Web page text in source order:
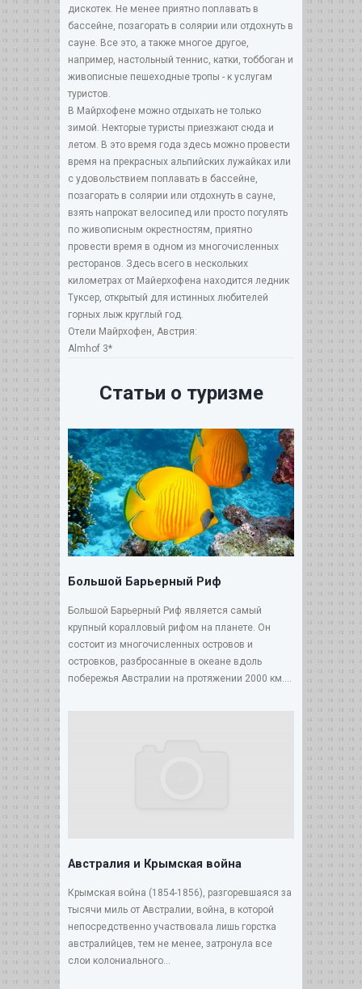
дискотек. Не менее приятно поплавать в
бассейне, позагорать в солярии или отдохнуть в
сауне. Все это, а также многое другое,
например, настольный теннис, катки, тоббоган и
живописные пешеходные тропы - к услугам
туристов.
В Майрхофене можно отдыхать не только
зимой. Некторые туристы приезжают сюда и
летом. В это время года здесь можно провести
время на прекрасных альпийских лужайках или
с удовольствием поплавать в бассейне,
позагорать в солярии или отдохнуть в сауне,
взять напрокат велосипед или просто погулять
по живописным окрестностям, приятно
провести время в одном из многочисленных
ресторанов. Здесь всего в нескольких
километрах от Майерхофена находится ледник
Туксер, открытый для истинных любителей
горных лыж круглый год.
Отели Майрхофен, Австрия:
Almhof 3*
Статьи о туризме
Большой Барьерный Риф
Большой Барьерный Риф является самый
крупный коралловый рифом на планете. Он
состоит из многочисленных островов и
островков, разбросанные в океане вдоль
побережья Австралии на протяжении 2000 км....
Австралия и Крымская война
Крымская война (1854-1856), разгоревшаяся за
тысячи миль от Австралии, война, в которой
непосредственно участвовала лишь горстка
австралийцев, тем не менее, затронула все
слои колониального...